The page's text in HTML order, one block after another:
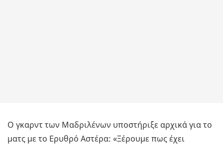
Ο γκαρντ των Μαδριλένων υποστήριξε αρχικά για το
ματς με το Ερυθρό Αστέρα: «Ξέρουμε πως έχει